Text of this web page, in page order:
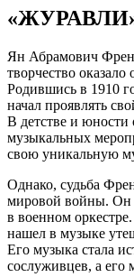
Ян Абрамович
творчество
Родившись в 1910
начал проявлять
В детстве и юности
музыкальных
свою уникальную
Однако, судьба
мировой войны. Он
в военном
нашел в музыке
Его музыка стала
сослуживцев, а его